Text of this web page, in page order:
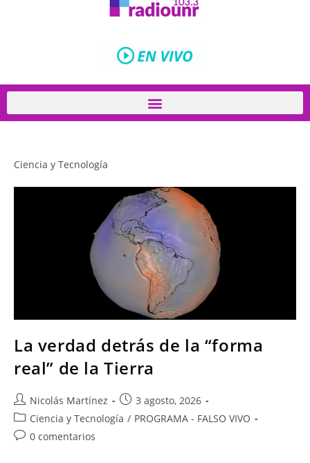
Ciencia y Tecnología
La verdad detrás de la “forma
real” de la Tierra
Nicolás Martínez
3 agosto, 2026
Ciencia y Tecnología / PROGRAMA - FALSO VIVO
0 comentarios